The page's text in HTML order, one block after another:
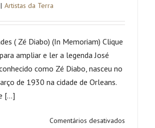
| Artistas da Terra
( Zé Diabo) (In Memoriam) Clique
ampliar e ler a legenda José
como Zé Diabo, nasceu no
de 1930 na cidade de Orleans.
[...]
Comentários desativados